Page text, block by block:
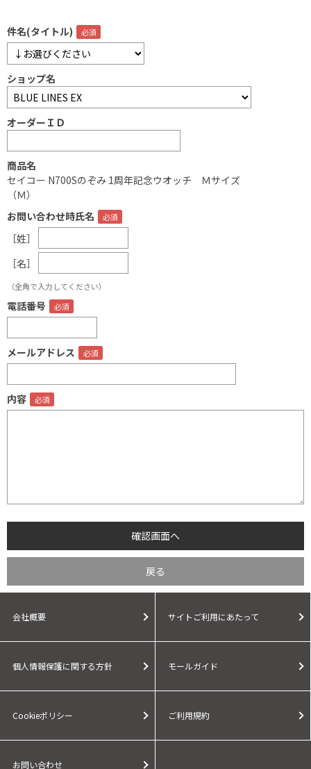
件名(タイトル)
ショップ名
オーダーＩＤ
商品名
セイコー N700Sのぞみ 1周年記念ウオッチ Ｍサイズ
（Ｍ）
お問い合わせ時氏名
［姓］
［名］
（全角で入力してください）
電話番号
メールアドレス
内容
会社概要 サイトご利用にあたって
個人情報保護に関する方針 モールガイド
Cookieポリシー ご利用規約
お問い合わせ